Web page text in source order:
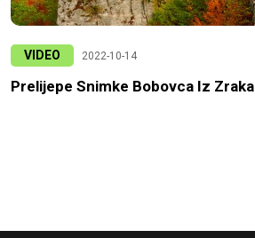
VIDEO 2022-10-14
Prelijepe Snimke Bobovca Iz Zraka